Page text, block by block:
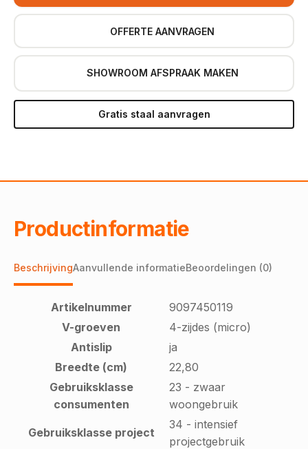
OFFERTE AANVRAGEN
SHOWROOM AFSPRAAK MAKEN
Gratis staal aanvragen
Productinformatie
BeschrijvingAanvullende informatieBeoordelingen (0)
Artikelnummer
9097450119
V-groeven
4-zijdes (micro)
Antislip
ja
Breedte (cm)
22,80
Gebruiksklasse
consumenten
23 - zwaar
woongebruik
Gebruiksklasse project
34 - intensief
projectgebruik